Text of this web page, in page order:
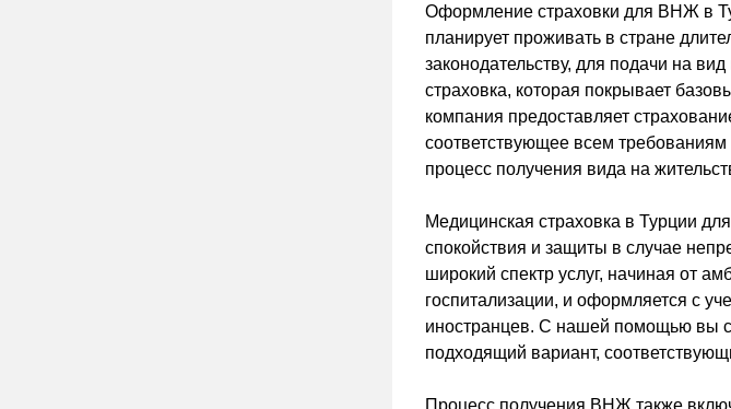
Оформление страховки для ВНЖ в
планирует проживать в стране
законодательству, для подачи на
страховка, которая покрывает
компания предоставляет
соответствующее всем
процесс получения вида на
Медицинская страховка в Турции
спокойствия и защиты в случае
широкий спектр услуг, начиная от
госпитализации, и оформляется с
иностранцев. С нашей помощью вы
подходящий вариант,